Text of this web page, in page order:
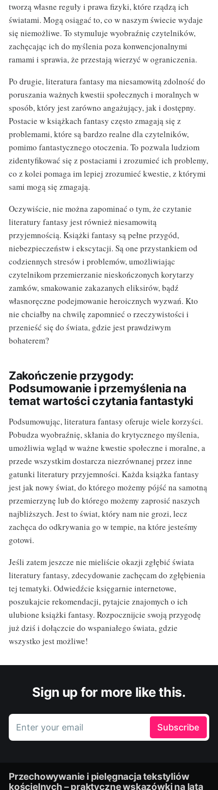
tworzą własne reguły i prawa fizyki, które rządzą ich
światami. Mogą osiągać to, co w naszym świecie wydaje
się niemożliwe. To stymuluje wyobraźnię czytelników,
zachęcając ich do myślenia poza konwencjonalnymi
ramami i sprawia, że przestają wierzyć w ograniczenia.
Po drugie, literatura fantasy ma niesamowitą zdolność do
poruszania ważnych kwestii społecznych i moralnych w
sposób, który jest zarówno angażujący, jak i dostępny.
Postacie w książkach fantasy często zmagają się z
problemami, które są bardzo realne dla czytelników,
pomimo fantastycznego otoczenia. To pozwala ludziom
zidentyfikować się z postaciami i zrozumieć ich problemy,
co z kolei pomaga im lepiej zrozumieć kwestie, z którymi
sami mogą się zmagają.
Oczywiście, nie można zapominać o tym, że czytanie
literatury fantasy jest również niesamowitą
przyjemnością. Książki fantasy są pełne przygód,
niebezpieczeństw i ekscytacji. Są one przystankiem od
codziennych stresów i problemów, umożliwiając
czytelnikom przemierzanie nieskończonych korytarzy
zamków, smakowanie zakazanych eliksirów, bądź
własnoręczne podejmowanie heroicznych wyzwań. Kto
nie chciałby na chwilę zapomnieć o rzeczywistości i
przenieść się do świata, gdzie jest prawdziwym
bohaterem?
Zakończenie przygody:
Podsumowanie i przemyślenia na
temat wartości czytania fantastyki
Podsumowując, literatura fantasy oferuje wiele korzyści.
Pobudza wyobraźnię, skłania do krytycznego myślenia,
umożliwia wgląd w ważne kwestie społeczne i moralne, a
przede wszystkim dostarcza niezrównanej przez inne
gatunki literatury przyjemności. Każda książka fantasy
jest jak nowy świat, do którego możemy pójść na samotną
przemierzynę lub do którego możemy zaprosić naszych
najbliższych. Jest to świat, który nam nie grozi, lecz
zachęca do odkrywania go w tempie, na które jesteśmy
gotowi.
Jeśli zatem jeszcze nie mieliście okazji zgłębić świata
literatury fantasy, zdecydowanie zachęcam do zgłębienia
tej tematyki. Odwiedźcie księgarnie internetowe,
poszukajcie rekomendacji, pytajcie znajomych o ich
ulubione książki fantasy. Rozpocznijcie swoją przygodę
już dziś i dołączcie do wspaniałego świata, gdzie
wszystko jest możliwe!
Sign up for more like this.
Enter your email Subscribe
Przechowywanie i pielęgnacja tekstyliów
kościelnych – praktyczne wskazówki na lata